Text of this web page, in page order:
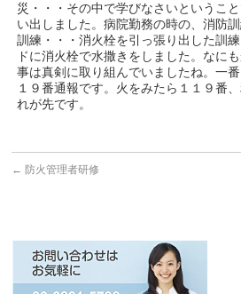
災・・・その中で学びなさいというこ
い出しました。病院勤務の時の、消防
訓練・・・消火栓を引っ張り出した訓
ドに消火栓で水撒きをしました。なに
事は真剣に取り組んでいましたね。一
１９番通報です。火をみたら１１９番
れが先です。
← 防火管理者研修